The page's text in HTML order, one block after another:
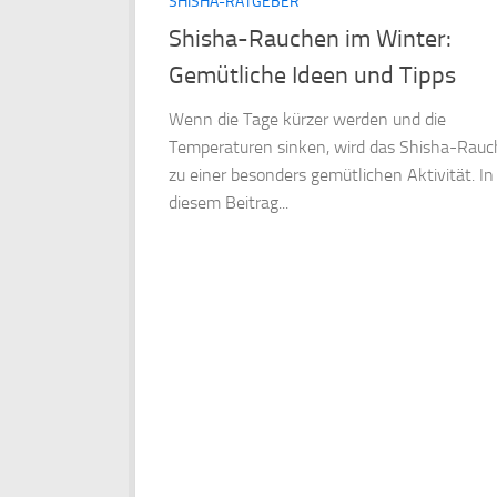
Shisha-Rauchen im Winter:
Gemütliche Ideen und Tipps
Wenn die Tage kürzer werden und die
Temperaturen sinken, wird das Shisha-
zu einer besonders gemütlichen Aktivität. In
diesem Beitrag...